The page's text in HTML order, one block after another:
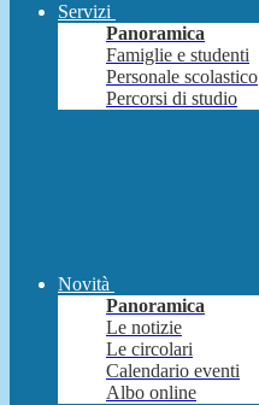
Servizi
Panoramica
Famiglie e studenti
Personale scolastico
Percorsi di studio
Novità
Panoramica
Le notizie
Le circolari
Calendario eventi
Albo online